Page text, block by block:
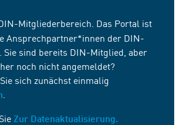
Mitgliederbereich. Das Portal ist
Ansprechpartner*innen der DIN-
Sie sind bereits DIN-Mitglied, aber
noch nicht angemeldet?
sich zunächst einmalig
Zur Datenaktualisierung.